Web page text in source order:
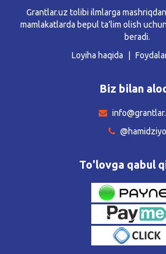
Grantlar.uz tolibi ilmlarga mashriqdan
mamlakatlarda bepul ta’lim olish
beradi.
Loyiha haqida
Biz bilan
@hamidziyo
To'lovga qabul